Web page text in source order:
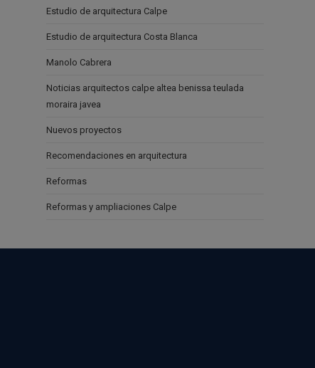
Estudio de arquitectura Calpe
Estudio de arquitectura Costa Blanca
Manolo Cabrera
Noticias arquitectos calpe altea benissa teulada
moraira javea
Nuevos proyectos
Recomendaciones en arquitectura
Reformas
Reformas y ampliaciones Calpe